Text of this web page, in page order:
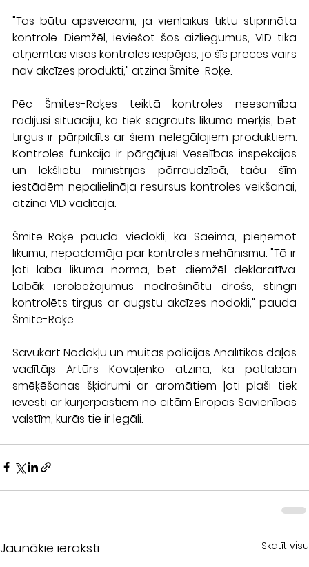
"Tas būtu apsveicami, ja vienlaikus tiktu stiprināta
kontrole. Diemžēl, ieviešot šos aizliegumus, VID tika
atņemtas visas kontroles iespējas, jo šīs preces vairs
nav akcīzes produkti," atzina Šmite-Roķe.
Pēc Šmites-Roķes teiktā kontroles neesamība
radījusi situāciju, ka tiek sagrauts likuma mērķis, bet
tirgus ir pārpildīts ar šiem nelegālajiem produktiem.
Kontroles funkcija ir pārgājusi Veselības inspekcijas
un Iekšlietu ministrijas pārraudzībā, taču šīm
iestādēm nepalielināja resursus kontroles veikšanai,
atzina VID vadītāja.
Šmite-Roķe pauda viedokli, ka Saeima, pieņemot
likumu, nepadomāja par kontroles mehānismu. "Tā ir
ļoti laba likuma norma, bet diemžēl deklaratīva.
Labāk ierobežojumus nodrošinātu drošs, stingri
kontrolēts tirgus ar augstu akcīzes nodokli," pauda
Šmite-Roķe.
Savukārt Nodokļu un muitas policijas Analītikas daļas
vadītājs Artūrs Kovaļenko atzina, ka patlaban
smēķēšanas šķidrumi ar aromātiem ļoti plaši tiek
ievesti ar kurjerpastiem no citām Eiropas Savienības
valstīm, kurās tie ir legāli.
Jaunākie ieraksti Skatīt visu